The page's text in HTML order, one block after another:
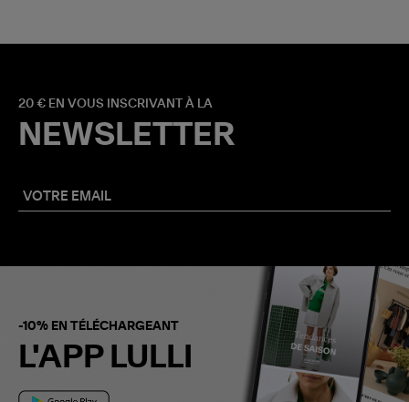
20 € EN VOUS INSCRIVANT À LA
NEWSLETTER
-10% EN TÉLÉCHARGEANT
L'APP LULLI